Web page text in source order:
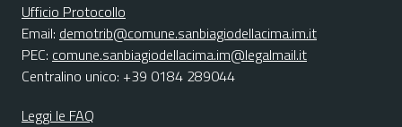
Ufficio Protocollo
Email: demotrib@comune.sanbiagiodellacima.im.it
PEC: comune.sanbiagiodellacima.im@legalmail.it
Centralino unico: +39 0184 289044
Leggi le FAQ